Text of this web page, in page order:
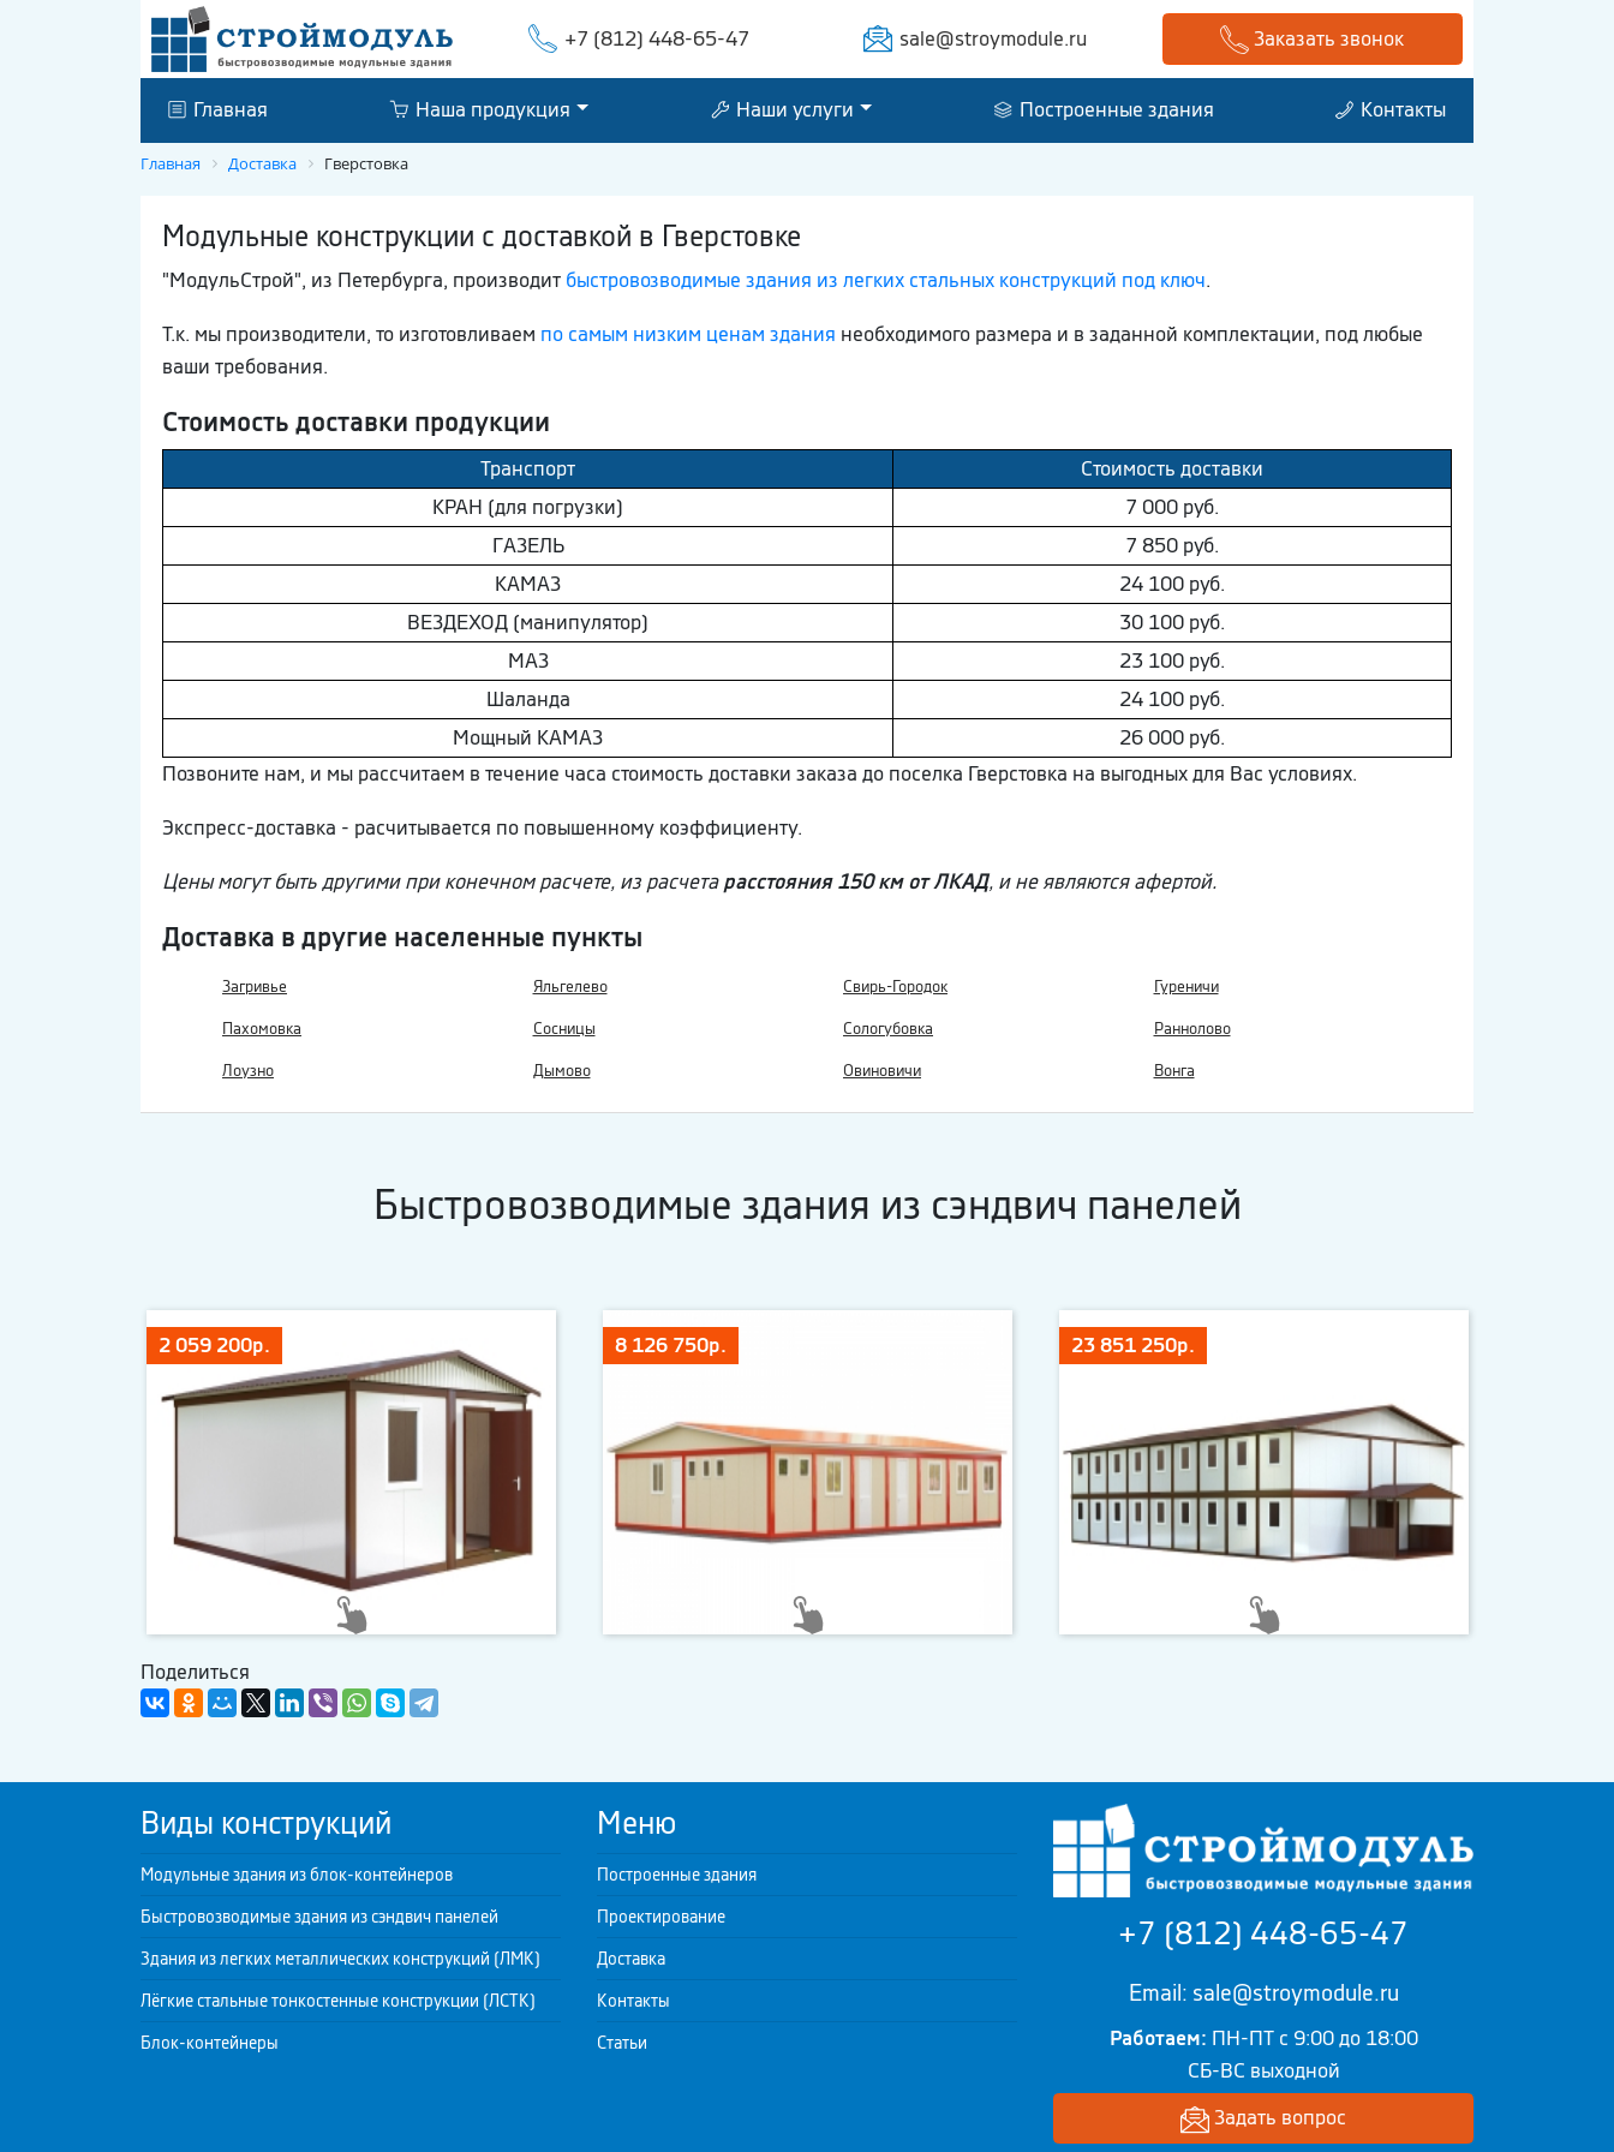
+7 (812) 448-65-47 sale@stroymodule.ru Заказать звонок
Главная Наша продукция Наши услуги Построенные здания Контакты
Главная Доставка Гверстовка
Модульные конструкции с доставкой в Гверстовке
"МодульСтрой", из Петербурга, производит быстровозводимые здания из легких стальных конструкций под ключ.
Т.к. мы производители, то изготовливаем по самым низким ценам здания необходимого размера и в заданной комплектации, под любые
ваши требования.
Стоимость доставки продукции
Транспорт
Стоимость доставки
КРАН (для погрузки)
7 000 руб.
ГAЗEЛЬ
7 850 руб.
КAМAЗ
24 100 руб.
ВEЗДEХОД (манипулятор)
30 100 руб.
МAЗ
23 100 руб.
Шaлaнда
24 100 руб.
Мощный КAМAЗ
26 000 руб.
Позвоните нам, и мы рассчитаем в течение часа стоимость доставки заказа до поселка Гверстовка на выгодных для Вас условиях.
Экспресс-доставка - расчитывается по повышенному коэффициенту.
Цены могут быть другими при конечном расчете, из расчетарасстояния 150 км от ЛКАД, и не являются афертой.
Доставка в другие населенные пункты
Загривье Яльгелево Свирь-Городок Гуреничи
Пахомовка Сосницы Сологубовка Раннолово
Лоузно Дымово Овиновичи Вонга
Быстровозводимые здания из сэндвич панелей
2 059 200р. 8 126 750р. 23 851 250р.
Поделиться
Виды конструкций
Модульные здания из блок-контейнеров
Быстровозводимые здания из сэндвич панелей
Здания из легких металлических конструкций (ЛМК)
Лёгкие стальные тонкостенные конструкции (ЛСТК)
Блок-контейнеры
Меню
Построенные здания
Проектирование
Доставка
Контакты
Статьи
+7 (812) 448-65-47
Email: sale@stroymodule.ru
Работаем: ПН-ПТ с 9:00 до 18:00
СБ-ВС выходной
Задать вопрос